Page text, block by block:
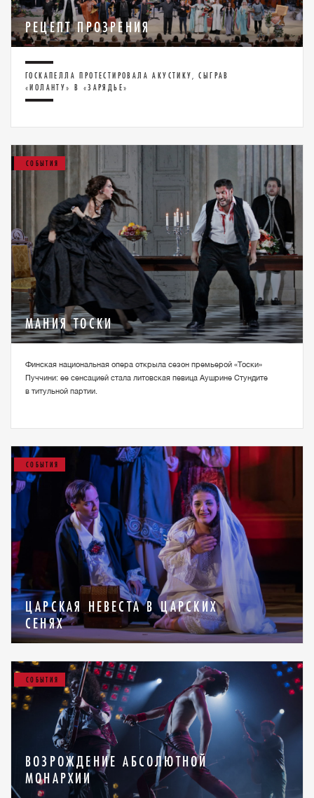
РЕЦЕПТ ПРОЗРЕНИЯ
ГОСКАПЕЛЛА ПРОТЕСТИРОВАЛА АКУСТИКУ, СЫГРАВ
«ИОЛАНТУ» В «ЗАРЯДЬЕ»
СОБЫТИЯ
МАНИЯ ТОСКИ
Финская национальная опера открыла сезон премьерой «Тоски»
Пуччини: ее сенсацией стала литовская певица Аушрине Стундите
в титульной партии.
СОБЫТИЯ
ЦАРСКАЯ НЕВЕСТА В ЦАРСКИХ
СЕНЯХ
СОБЫТИЯ
ВОЗРОЖДЕНИЕ АБСОЛЮТНОЙ
МОНАРХИИ